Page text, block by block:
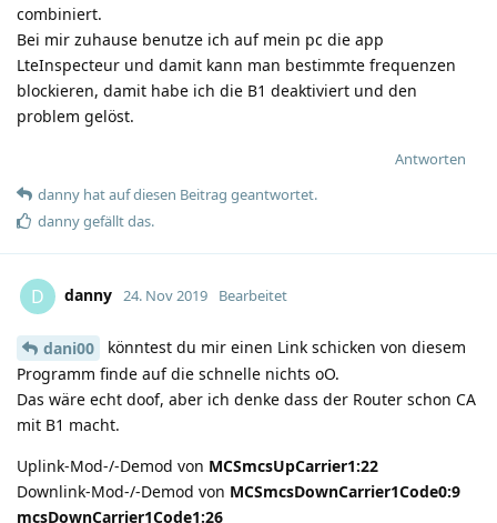
combiniert.
Bei mir zuhause benutze ich auf mein pc die app
LteInspecteur und damit kann man bestimmte frequenzen
blockieren, damit habe ich die B1 deaktiviert und den
problem gelöst.
Antworten
danny hatauf diesen Beitrag geantwortet.
dannygefällt das.
D danny 24. Nov 2019 Bearbeitet
dani00
könntest du mir einen Link schicken von diesem
Programm finde auf die schnelle nichts oO.
Das wäre echt doof, aber ich denke dass der Router schon CA
mit B1 macht.
Uplink-Mod-/-Demod von MCSmcsUpCarrier1:22
Downlink-Mod-/-Demod von MCSmcsDownCarrier1Code0:9
mcsDownCarrier1Code1:26